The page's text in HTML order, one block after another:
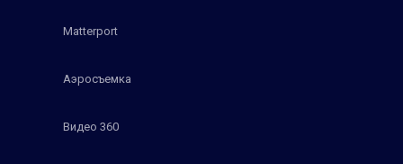
Matterport
Аэросъемка
Видео 360